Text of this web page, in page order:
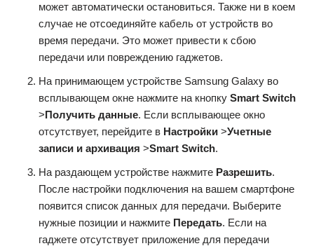
может автоматически остановиться. Также ни в коем
случае не отсоединяйте кабель от устройств во
время передачи. Это может привести к сбою
передачи или повреждению гаджетов.
На принимающем устройстве Samsung Galaxy во
всплывающем окне нажмите на кнопку Smart Switch
>Получить данные. Если всплывающее окно
отсутствует, перейдите в Настройки >Учетные
записи и архивация >Smart Switch.
На раздающем устройстве нажмите Разрешить.
После настройки подключения на вашем смартфоне
появится список данных для передачи. Выберите
нужные позиции и нажмите Передать. Если на
гаджете отсутствует приложение для передачи